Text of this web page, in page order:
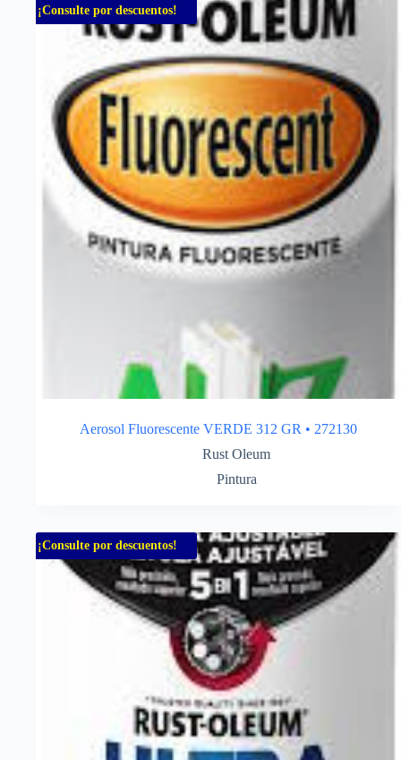
¡Consulte por descuentos!
Aerosol Fluorescente VERDE 312 GR • 272130
Rust Oleum
Pintura
¡Consulte por descuentos!